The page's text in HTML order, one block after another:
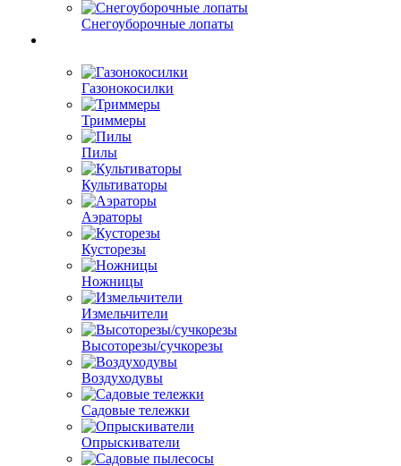
Снегоуборочные лопаты
Газонокосилки
Триммеры
Пилы
Культиваторы
Аэраторы
Кусторезы
Ножницы
Измельчители
Высоторезы/сучкорезы
Воздуходувы
Садовые тележки
Опрыскиватели